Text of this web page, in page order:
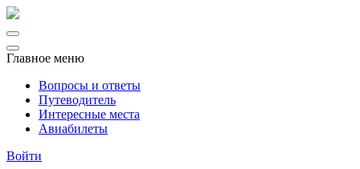
Главное меню
Вопросы и ответы
Путеводитель
Интересные места
Авиабилеты
Войти